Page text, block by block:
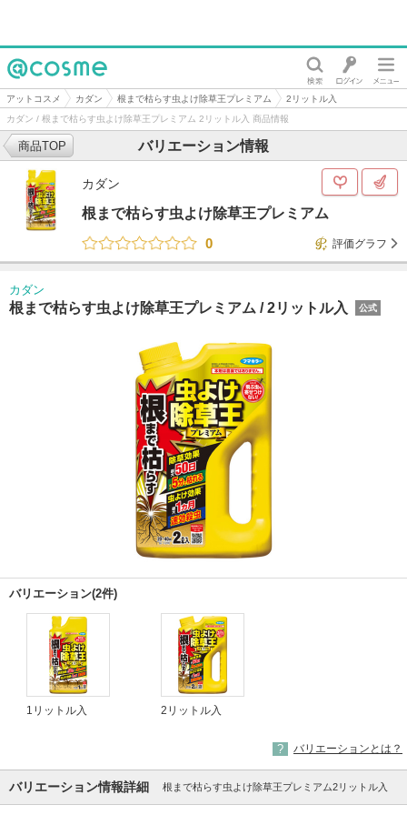
@cosme
アットコスメ カダン 根まで枯らす虫よけ除草王プレミアム
2リットル入
カダン / 根まで枯らす虫よけ除草王プレミアム 2リットル入 商品情報
バリエーション情報
商品TOP
カダン
根まで枯らす虫よけ除草王プレミアム
0
評価グラフ
カダン
根まで枯らす虫よけ除草王プレミアム /2リットル入 公式
バリエーション(2件)
1リットル入 2リットル入
バリエーションとは？
バリエーション情報詳細 根まで枯らす虫よけ除草王プレミアム2リットル入